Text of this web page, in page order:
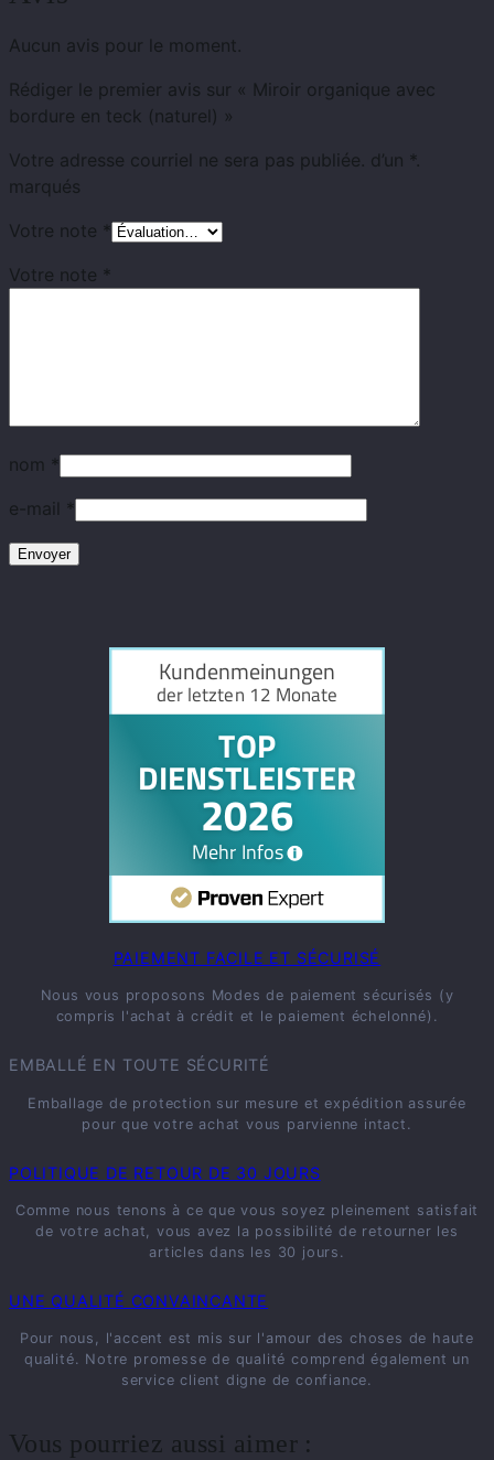
Aucun avis pour le moment.
Rédiger le premier avis sur « Miroir organique avec
bordure en teck (naturel) »
Votre adresse courriel ne sera pas publiée. d’un *.
marqués
Votre note *
Votre note *
nom *
e-mail *
PAIEMENT FACILE ET SÉCURISÉ
Nous vous proposons Modes de paiement sécurisés (y
compris l'achat à crédit et le paiement échelonné).
EMBALLÉ EN TOUTE SÉCURITÉ
Emballage de protection sur mesure et expédition assurée
pour que votre achat vous parvienne intact.
POLITIQUE DE RETOUR DE 30 JOURS
Comme nous tenons à ce que vous soyez pleinement satisfait
de votre achat, vous avez la possibilité de retourner les
articles dans les 30 jours.
UNE QUALITÉ CONVAINCANTE
Pour nous, l'accent est mis sur l'amour des choses de haute
qualité. Notre promesse de qualité comprend également un
service client digne de confiance.
Vous pourriez aussi aimer :